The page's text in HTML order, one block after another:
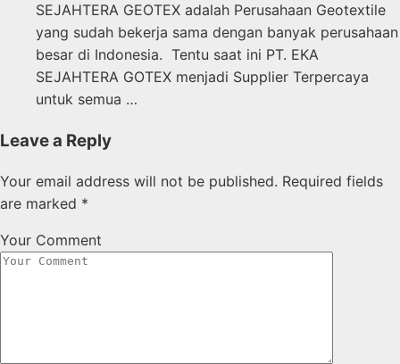
SEJAHTERA GEOTEX adalah Perusahaan Geotextile
yang sudah bekerja sama dengan banyak perusahaan
besar di Indonesia. Tentu saat ini PT. EKA
SEJAHTERA GOTEX menjadi Supplier Terpercaya
untuk semua …
Leave a Reply
Your email address will not be published. Required fields
are marked *
Your Comment